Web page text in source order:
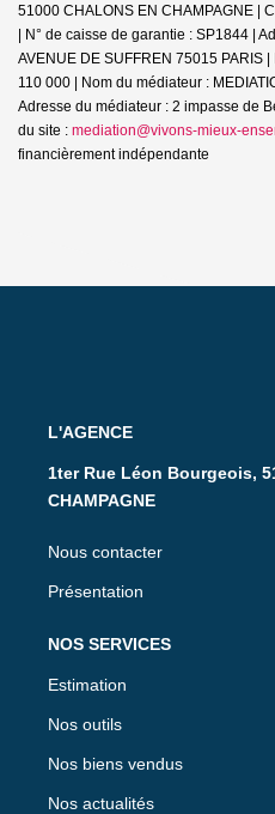
51000 CHALONS EN CHAMPAGNE |
| N° de caisse de garantie : SP1844 |
AVENUE DE SUFFREN 75015 PARIS
110 000 | Nom du médiateur :
Adresse du médiateur : 2 impasse de
du site : mediation@vivons-mieux-
financièrement indépendante
L'AGENCE
1ter Rue Léon Bourgeois,
CHAMPAGNE
Nous contacter
Présentation
NOS SERVICES
Estimation
Nos outils
Nos biens vendus
Nos actualités